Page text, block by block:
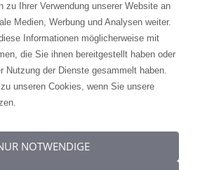
GESAMTSPIELPLAN 2025/26
PRESSE AKTUELL
AKTUELLE NEWS
zu Ihrer Verwendung unserer Website an
Medien, Werbung und Analysen weiter.
Informationen möglicherweise mit
die Sie ihnen bereitgestellt haben oder
Nutzung der Dienste gesammelt haben.
unseren Cookies, wenn Sie unsere
NOTWENDIGE